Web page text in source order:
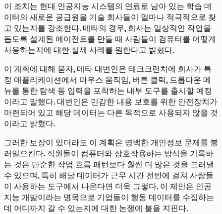
이 조치는 현대 인공지능 시스템의 연료로 남아 있는 학습 데
이터의 새로운 공급원을 기술 회사들이 얼마나 적극적으로 찾
고 있는지를 강조한다. 메타의 경우, 회사는 일상적인 작업을
돕도록 설계된 에이전트를 만들 때 사람들이 컴퓨터를 어떻게
사용하는지에 대한 실제 사례를 원한다고 밝혔다.
이 계획에 대해 묻자, 메타 대변인은 테크크런치에 회사가 특
정 애플리케이션에서 마우스 움직임, 버튼 클릭, 드롭다운 메
뉴를 통한 탐색 등 입력을 포착하는 내부 도구를 출시할 예정
이라고 말했다. 대변인은 민감한 내용 보호를 위한 안전장치가
마련되어 있고 해당 데이터는 다른 목적으로 사용되지 않을 것
이라고 밝혔다.
그러한 보장이 있더라도 이 계획은 명백한 개인정보 문제를 불
러일으킨다. 직원들이 컴퓨터와 상호작용하는 방식을 기록하
는 것은 단순한 작업 흐름 패턴보다 훨씬 더 많은 것을 드러낼
수 있으며, 특히 해당 데이터가 근무 시간 전반에 걸쳐 사람들
이 사용하는 도구에서 나온다면 더욱 그렇다. 이 제안은 인공
지능 개발이라는 명목으로 기업들이 행동 데이터를 수집하는
데 어디까지 갈 수 있는지에 대한 논쟁에 불을 지핀다.